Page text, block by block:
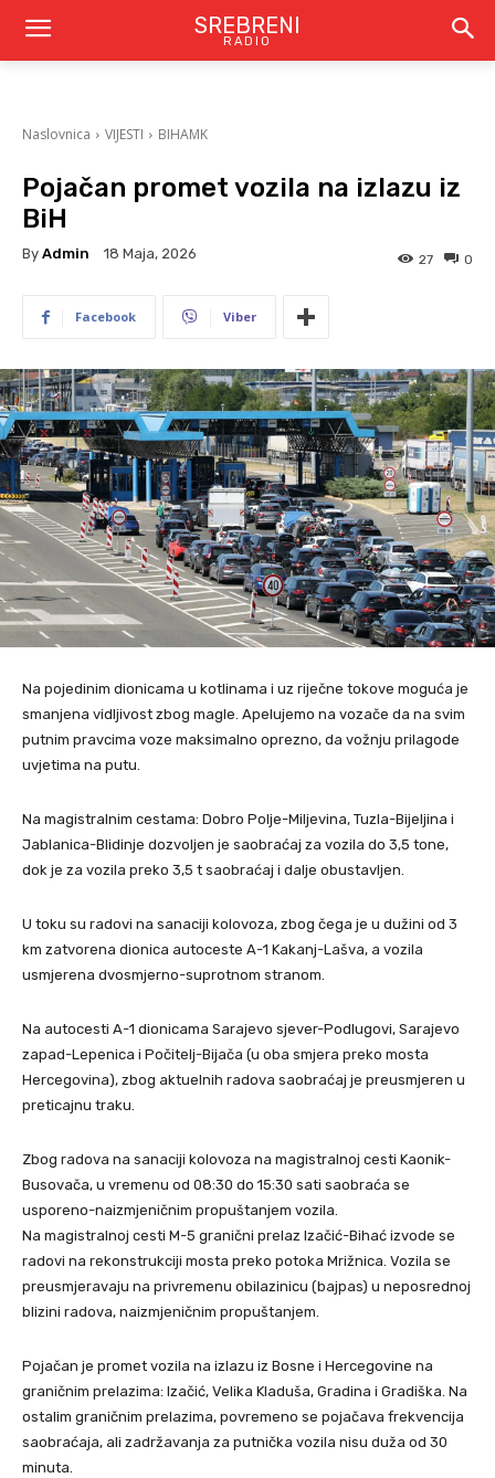
SREBRENI
RADIO
Naslovnica VIJESTI BIHAMK
Pojačan promet vozila na izlazu iz
BiH
By Admin 18 Maja, 2026 0
27
Facebook Viber
Na pojedinim dionicama u kotlinama i uz riječne tokove moguća je
smanjena vidljivost zbog magle. Apelujemo na vozače da na svim
putnim pravcima voze maksimalno oprezno, da vožnju prilagode
uvjetima na putu.
Na magistralnim cestama: Dobro Polje-Miljevina, Tuzla-Bijeljina i
Jablanica-Blidinje dozvoljen je saobraćaj za vozila do 3,5 tone,
dok je za vozila preko 3,5 t saobraćaj i dalje obustavljen.
U toku su radovi na sanaciji kolovoza, zbog čega je u dužini od 3
km zatvorena dionica autoceste A-1 Kakanj-Lašva, a vozila
usmjerena dvosmjerno-suprotnom stranom.
Na autocesti A-1 dionicama Sarajevo sjever-Podlugovi, Sarajevo
zapad-Lepenica i Počitelj-Bijača (u oba smjera preko mosta
Hercegovina), zbog aktuelnih radova saobraćaj je preusmjeren u
preticajnu traku.
Zbog radova na sanaciji kolovoza na magistralnoj cesti Kaonik-
Busovača, u vremenu od 08:30 do 15:30 sati saobraća se
usporeno-naizmjeničnim propuštanjem vozila.
Na magistralnoj cesti M-5 granični prelaz Izačić-Bihać izvode se
radovi na rekonstrukciji mosta preko potoka Mrižnica. Vozila se
preusmjeravaju na privremenu obilazinicu (bajpas) u neposrednoj
blizini radova, naizmjeničnim propuštanjem.
Pojačan je promet vozila na izlazu iz Bosne i Hercegovine na
graničnim prelazima: Izačić, Velika Kladuša, Gradina i Gradiška. Na
ostalim graničnim prelazima, povremeno se pojačava frekvencija
saobraćaja, ali zadržavanja za putnička vozila nisu duža od 30
minuta.